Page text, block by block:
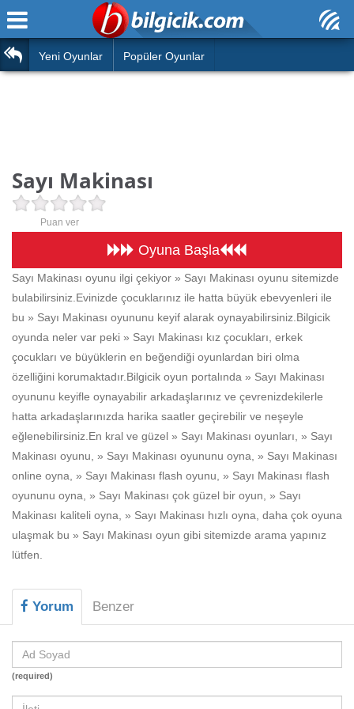
Araba
Futbol
Çocuk
Silah
Basketbol
Beceri
Komik
Macera
Mario
Spor
Ana Sayfa
Hızlı Okuma Testi
Hesaplamalar
Oyun
Eğitim Haberleri
Yeni Oyunlar Popüler Oyunlar
Sayı Makinası
Puan ver
Oyuna Başla
Sayı Makinası oyunu ilgi çekiyor » Sayı Makinası oyunu sitemizde
bulabilirsiniz.Evinizde çocuklarınız ile hatta büyük ebevyenleri ile
bu » Sayı Makinası oyununu keyif alarak oynayabilirsiniz.Bilgicik
oyunda neler var peki » Sayı Makinası kız çocukları, erkek
çocukları ve büyüklerin en beğendiği oyunlardan biri olma
özelliğini korumaktadır.Bilgicik oyun portalında » Sayı Makinası
oyununu keyifle oynayabilir arkadaşlarınız ve çevrenizdekilerle
hatta arkadaşlarınızda harika saatler geçirebilir ve neşeyle
eğlenebilirsiniz.En kral ve güzel » Sayı Makinası oyunları, » Sayı
Makinası oyunu, » Sayı Makinası oyununu oyna, » Sayı Makinası
online oyna, » Sayı Makinası flash oyunu, » Sayı Makinası flash
oyununu oyna, » Sayı Makinası çok güzel bir oyun, » Sayı
Makinası kaliteli oyna, » Sayı Makinası hızlı oyna, daha çok oyuna
ulaşmak bu » Sayı Makinası oyun gibi sitemizde arama yapınız
lütfen.
Yorum Benzer
(required)